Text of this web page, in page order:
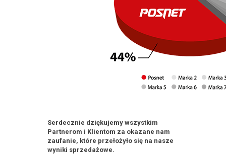
Serdecznie dziękujemy wszystkim
Partnerom i Klientom za okazane nam
zaufanie, które przełożyło się na nasze
wyniki sprzedażowe.